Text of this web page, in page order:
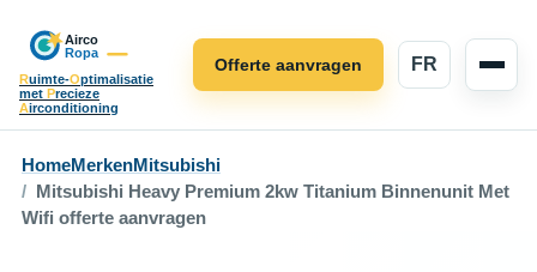
Ruimte-Optimalisatie
met Precieze
Airconditioning
FR
Offerte aanvragen
HomeMerkenMitsubishi
Mitsubishi Heavy Premium 2kw Titanium Binnenunit Met
Wifi offerte aanvragen